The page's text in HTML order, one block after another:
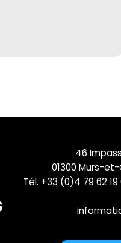
46
01300 Murs-et-
Tél. +33 (0)4 79 62